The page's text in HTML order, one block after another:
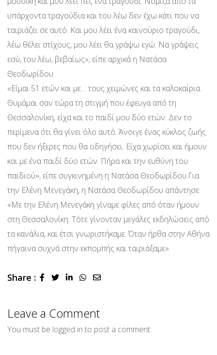
υπάρχοντα τραγούδια και του λέω δεν έχω κάτι που να
ταιριάζει σε αυτό. Και μου λέει ένα καινούριο τραγούδι,
λέω θέλει στίχους, μου λέει θα γράψω εγώ. Να γράψεις
εσύ, του λέω, βεβαίως», είπε αρχικά η Νατάσα
Θεοδωρίδου.
«Είμαι 51 ετών και με… τους χειμώνες και τα καλοκαίρια.
Θυμάμαι σαν τώρα τη στιγμή που έφευγα από τη
Θεσσαλονίκη, είχα και το παιδί μου δύο ετών. Δεν το
περίμενα ότι θα γίνει όλο αυτό. Άνοιγε ένας κύκλος ζωής
που δεν ήξερες που θα οδηγήσει. Είχα χωρίσει και ήμουν
και με ένα παιδί δύο ετών. Πήρα και την ευθύνη του
παιδιού», είπε συγκινημένη η Νατάσα Θεοδωρίδου.Για
την Ελένη Μενεγάκη, η Νατάσα Θεοδωρίδου απάντησε:
«Με την Ελένη Μενεγάκη γίναμε φίλες από όταν ήμουν
στη Θεσσαλονίκη. Τότε γίνονταν μεγάλες εκδηλώσεις από
τα κανάλια, και έτσι γνωριστήκαμε. Όταν ήρθα στην Αθήνα
πήγαινα συχνά στην εκπομπής και ταιριάξαμε».
Share : LinkedInWhatsapp
Share
Leave a Comment
You must be logged in to post a comment.